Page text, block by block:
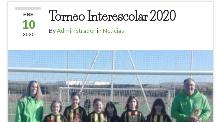
ENE
10
2020
Torneo Interescolar 2020
ByAdministradorin Noticias